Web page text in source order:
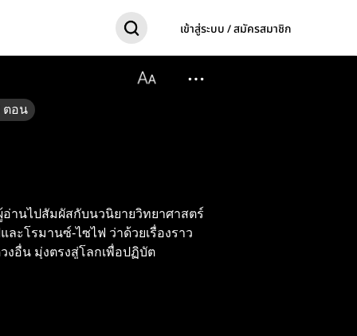
เข้าสู่ระบบ / สมัครสมาชิก
ตอน
านไปสัมผัสกับนวนิยายวิทยาศาสตร์
ะโรมานซ์-ไซไฟ ว่าด้วยเรื่องราว
งอื่น มุ่งตรงสู่โลกเพื่อปฏิบัต